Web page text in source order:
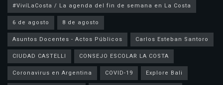
#VivíLaCosta / La agenda del fin de semana en La Costa
6 de agosto
8 de agosto
Asuntos Docentes - Actos Públicos
Carlos Esteban Santoro
CIUDAD CASTELLI
CONSEJO ESCOLAR LA COSTA
Coronavirus en Argentina
COVID-19
Explore Bali